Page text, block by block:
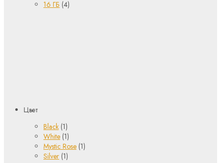
16 ГБ (4)
Цвет
Black (1)
White (1)
Mystic Rose (1)
Silver (1)